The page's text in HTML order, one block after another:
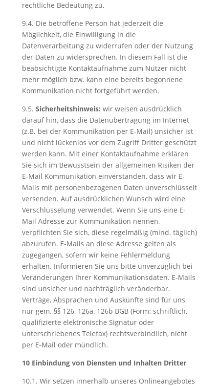
rechtliche Bedeutung zu.
9.4. Die betroffene Person hat jederzeit die
Möglichkeit, die Einwilligung in die
Datenverarbeitung zu widerrufen oder der Nutzung
der Daten zu widersprechen. In diesem Fall ist die
beabsichtigte Kontaktaufnahme zum Nutzer nicht
mehr möglich bzw. kann eine bereits begonnene
Kommunikation nicht fortgeführt werden.
9.5. Sicherheitshinweis: wir weisen ausdrücklich
darauf hin, dass die Datenübertragung im Internet
(z.B. bei der Kommunikation per E-Mail) unsicher ist
und nicht lückenlos vor dem Zugriff Dritter geschützt
werden kann. Mit einer Kontaktaufnahme erklären
Sie sich im Bewusstsein der allgemeinen Risiken der
E-Mail Kommunikation einverstanden, dass wir E-
Mails mit personenbezogenen Daten unverschlüsselt
versenden. Auf ausdrücklichen Wunsch wird eine
Verschlüsselung verwendet. Wenn Sie uns eine E-
Mail Adresse zur Kommunikation nennen,
verpflichten Sie sich, diese regelmäßig (mind. täglich)
abzurufen. E-Mails an diese Adresse gelten als
zugegangen, sofern wir keine Fehlermeldung
erhalten. Informieren Sie uns bitte unverzüglich bei
Veränderungen Ihrer Kommunikationsdaten. E-Mails
sind unsicher und nachträglich veränderbar.
Verträge, Absprachen und Auskünfte sind für uns
nur gem. §§ 126, 126a, 126b BGB (Form: schriftlich,
qualifizierte elektronische Signatur oder
unterschriebenes Telefax) rechtsverbindlich, nicht
per E-Mail oder mündlich.
10 Einbindung von Diensten und Inhalten Dritter
10.1. Wir setzen innerhalb unseres Onlineangebotes